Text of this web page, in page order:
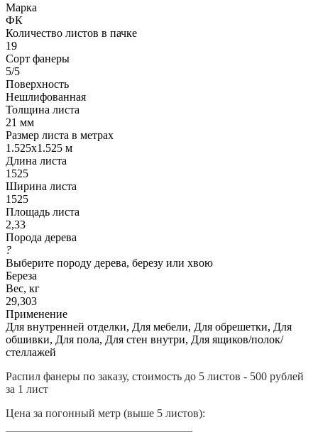
Марка
ФК
Количество листов в пачке
19
Сорт фанеры
5/5
Поверхность
Нешлифованная
Толщина листа
21 мм
Размер листа в метрах
1.525x1.525 м
Длина листа
1525
Ширина листа
1525
Площадь листа
2,33
Порода дерева
?
Выберите породу дерева, березу или хвою
Береза
Вес, кг
29,303
Применение
Для внутренней отделки, Для мебели, Для обрешетки, Для
обшивки, Для пола, Для стен внутри, Для ящиков/полок/
стеллажей
Распил фанеры по заказу, стоимость до 5 листов - 500 рублей
за 1 лист
Цена за погонный метр (выше 5 листов):